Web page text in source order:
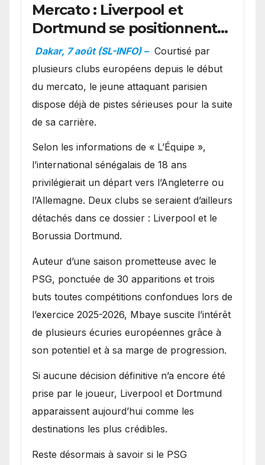
Mercato : Liverpool et
Dortmund se positionnent
en favoris pour recruter
Ibrahim Mbaye
Dakar, 7 août (SL-INFO) – Courtisé par
plusieurs clubs européens depuis le début
du mercato, le jeune attaquant parisien
dispose déjà de pistes sérieuses pour la suite
de sa carrière.
Selon les informations de « L’Équipe »,
l’international sénégalais de 18 ans
privilégierait un départ vers l’Angleterre ou
l’Allemagne. Deux clubs se seraient d’ailleurs
détachés dans ce dossier : Liverpool et le
Borussia Dortmund.
Auteur d’une saison prometteuse avec le
PSG, ponctuée de 30 apparitions et trois
buts toutes compétitions confondues lors de
l’exercice 2025-2026, Mbaye suscite l’intérêt
de plusieurs écuries européennes grâce à
son potentiel et à sa marge de progression.
Si aucune décision définitive n’a encore été
prise par le joueur, Liverpool et Dortmund
apparaissent aujourd’hui comme les
destinations les plus crédibles.
Reste désormais à savoir si le PSG